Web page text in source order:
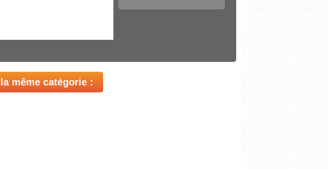
même catégorie :